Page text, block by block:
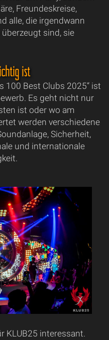
Freundeskreise,
alle, die irgendwann
sind, sie
ist
100 Best Clubs 2025“ ist
Es geht nicht nur
ist oder wo am
werden verschiedene
Sicherheit,
und internationale
KLUB25 interessant.